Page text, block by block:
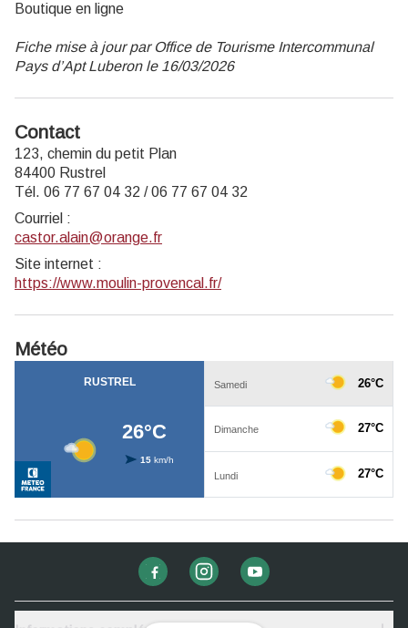
Boutique en ligne
Fiche mise à jour par Office de Tourisme Intercommunal
Pays d’Apt Luberon le 16/03/2026
Contact
123, chemin du petit Plan
84400 Rustrel
Tél. 06 77 67 04 32 / 06 77 67 04 32
Courriel :
castor.alain@orange.fr
Site internet :
https://www.moulin-provencal.fr/
Météo